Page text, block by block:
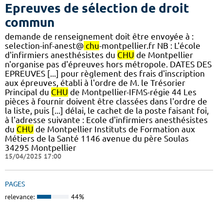
Epreuves de sélection de droit
commun
demande de renseignement doit être envoyée à :
selection-inf-anest@ chu-montpellier.fr NB : L'école
d'infirmiers anesthésistes du CHU de Montpellier
n'organise pas d'épreuves hors métropole. DATES DES
EPREUVES [...] pour règlement des frais d'inscription
aux épreuves, établi à l'ordre de M. le Trésorier
Principal du CHU de Montpellier-IFMS-régie 44 Les
pièces à fournir doivent être classées dans l'ordre de
la liste, puis [...] délai, le cachet de la poste faisant foi,
à l'adresse suivante : Ecole d'infirmiers anesthésistes
du CHU de Montpellier Instituts de Formation aux
Métiers de la Santé 1146 avenue du père Soulas
34295 Montpellier
15/04/2025 17:00
PAGES
relevance: 44%